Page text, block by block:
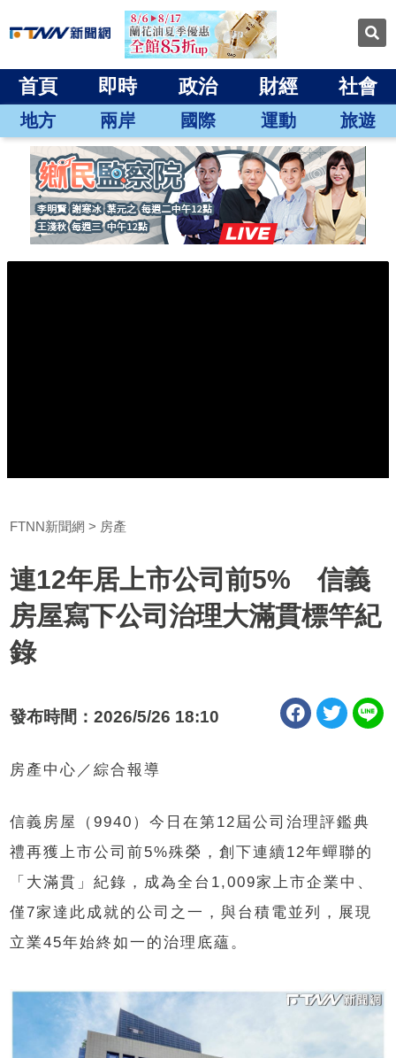
首頁 即時 政治 財經 社會
地方 兩岸 國際 運動 旅遊
FTNN新聞網 房產
連12年居上市公司前5% 信義
房屋寫下公司治理大滿貫標竿紀
錄
發布時間：2026/5/26 18:10
房產中心／綜合報導
信義房屋（9940）今日在第12屆公司治理評鑑典
禮再獲上市公司前5%殊榮，創下連續12年蟬聯的
「大滿貫」紀錄，成為全台1,009家上市企業中、
僅7家達此成就的公司之一，與台積電並列，展現
立業45年始終如一的治理底蘊。